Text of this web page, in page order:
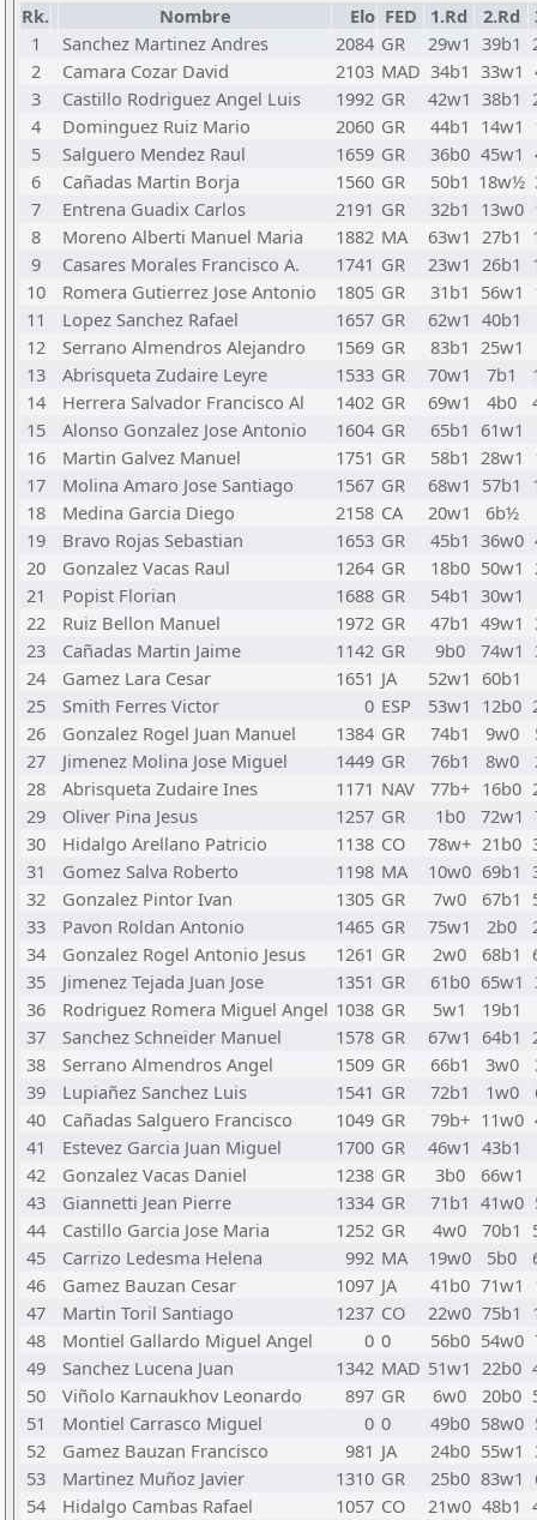
Rk. Nombre Elo FED 1.Rd 2.Rd
1
Sanchez Martinez Andres 2084 GR 29w1 39b1
2
Camara Cozar David 2103 MAD 34b1 33w1
3
Castillo Rodriguez Angel Luis 1992 GR 42w1 38b1
4
Dominguez Ruiz Mario 2060 GR 44b1 14w1
5
Salguero Mendez Raul 1659 GR 36b0 45w1
6
Cañadas Martin Borja 1560 GR 50b1 18w½
7
Entrena Guadix Carlos 2191 GR 32b1 13w0
8
Moreno Alberti Manuel Maria 1882 MA 63w1 27b1
9
Casares Morales Francisco A. 1741 GR 23w1 26b1
10
Romera Gutierrez Jose Antonio 1805 GR 31b1 56w1
11
Lopez Sanchez Rafael 1657 GR 62w1 40b1
12
Serrano Almendros Alejandro 1569 GR 83b1 25w1
13
Abrisqueta Zudaire Leyre 1533 GR 70w1 7b1
14
Herrera Salvador Francisco Al 1402 GR 69w1 4b0
15
Alonso Gonzalez Jose Antonio 1604 GR 65b1 61w1
16
Martin Galvez Manuel 1751 GR 58b1 28w1
17
Molina Amaro Jose Santiago 1567 GR 68w1 57b1
18
Medina Garcia Diego 2158 CA 20w1
6b½
19
Bravo Rojas Sebastian 1653 GR 45b1 36w0
20
Gonzalez Vacas Raul 1264 GR 18b0 50w1
21
Popist Florian 1688 GR 54b1 30w1
22
Ruiz Bellon Manuel 1972 GR 47b1 49w1
23
Cañadas Martin Jaime 1142 GR 9b0 74w1
24
Gamez Lara Cesar 1651 JA 52w1 60b1
25
Smith Ferres Victor 0 ESP 53w1 12b0
26
Gonzalez Rogel Juan Manuel 1384 GR 74b1 9w0
27
Jimenez Molina Jose Miguel 1449 GR 76b1 8w0
28
Abrisqueta Zudaire Ines 1171 NAV 77b+ 16b0
29
Oliver Pina Jesus 1257 GR 1b0 72w1
30
Hidalgo Arellano Patricio 1138 CO 78w+ 21b0
31
Gomez Salva Roberto 1198 MA 10w0 69b1
32
Gonzalez Pintor Ivan 1305 GR 7w0 67b1
33
Pavon Roldan Antonio 1465 GR 75w1 2b0
34
Gonzalez Rogel Antonio Jesus 1261 GR 2w0 68b1
35
Jimenez Tejada Juan Jose 1351 GR 61b0 65w1
36
Rodriguez Romera Miguel Angel 1038 GR 5w1
19b1
37
Sanchez Schneider Manuel 1578 GR 67w1 64b1
38
Serrano Almendros Angel 1509 GR 66b1 3w0
39
Lupiañez Sanchez Luis 1541 GR 72b1 1w0
40
Cañadas Salguero Francisco 1049 GR 79b+ 11w0
41
Estevez Garcia Juan Miguel 1700 GR 46w1 43b1
42
Gonzalez Vacas Daniel 1238 GR 3b0
66w1
43
Giannetti Jean Pierre 1334 GR 71b1 41w0
44
Castillo Garcia Jose Maria 1252 GR 4w0 70b1
45
Carrizo Ledesma Helena 992 MA 19w0 5b0
46
Gamez Bauzan Cesar 1097 JA 41b0 71w1
47
Martin Toril Santiago 1237 CO 22w0 75b1
48
Montiel Gallardo Miguel Angel 0 0 56b0 54w0
49
Sanchez Lucena Juan 1342 MAD 51w1 22b0
50
Viñolo Karnaukhov Leonardo 897 GR 6w0 20b0
51
Montiel Carrasco Miguel 0 0 49b0 58w0
52
Gamez Bauzan Francisco 981 JA 24b0 55w1
53
Martinez Muñoz Javier 1310 GR 25b0 83w1
54
Hidalgo Cambas Rafael 1057 CO 21w0 48b1